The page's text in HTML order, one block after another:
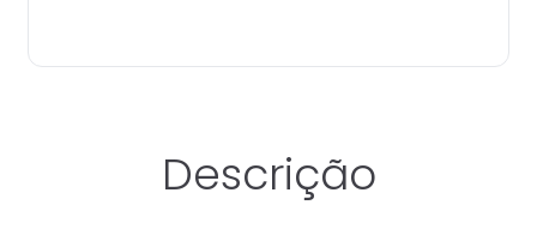
Descrição